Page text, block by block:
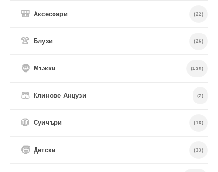
🎒 Аксесоари (22)
👚 Блузи (26)
🧔 Мъжки (136)
🩳 Клинове Анцузи (2)
🧥 Суичъри (18)
🧒 Детски (33)